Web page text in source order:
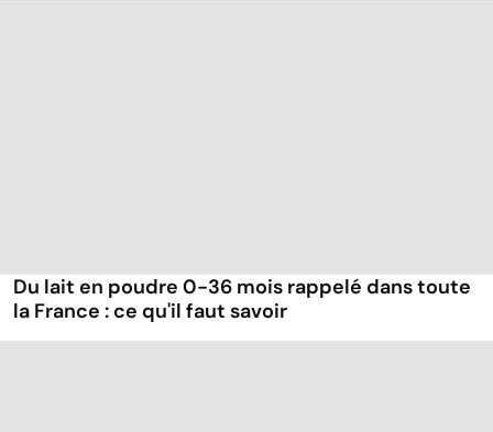
Du lait en poudre 0-36 mois rappelé dans toute
la France : ce qu'il faut savoir